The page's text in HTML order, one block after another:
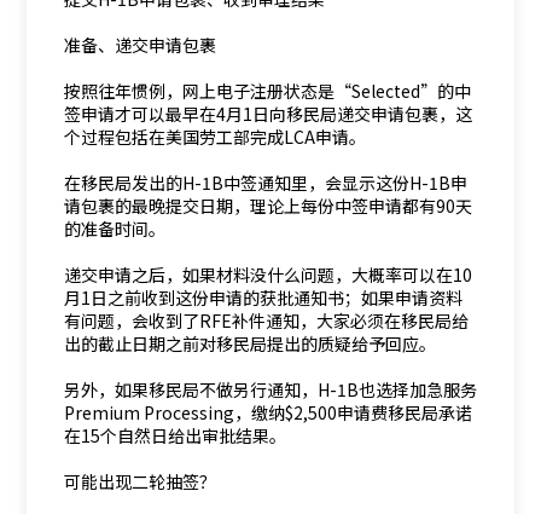
准备、递交申请包裹
按照往年惯例，网上电子注册状态是“Selected”的中
签申请才可以最早在4月1日向移民局递交申请包裹，这
个过程包括在美国劳工部完成LCA申请。
在移民局发出的H-1B中签通知里，会显示这份H-1B申
请包裹的最晚提交日期，理论上每份中签申请都有90天
的准备时间。
递交申请之后，如果材料没什么问题，大概率可以在10
月1日之前收到这份申请的获批通知书；如果申请资料
有问题，会收到了RFE补件通知，大家必须在移民局给
出的截止日期之前对移民局提出的质疑给予回应。
另外，如果移民局不做另行通知，H-1B也选择加急服务
Premium Processing，缴纳$2,500申请费移民局承诺
在15个自然日给出审批结果。
可能出现二轮抽签？